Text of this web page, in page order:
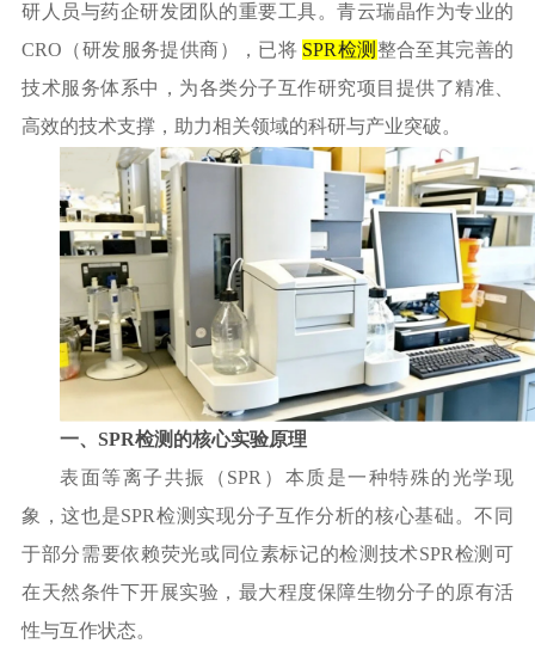
研人员与药企研发团队的重要工具。青云瑞晶作为专业的
CRO（研发服务提供商），已将 SPR检测 整合至其完善的
技术服务体系中，为各类分子互作研究项目提供了精准、
高效的技术支撑，助力相关领域的科研与产业突破。
一、 SPR检测的核心实验原理
表面等离子共振（ SPR）本质是一种特殊的光学现
象，这也是SPR检测实现分子互作分析的核心基础。不同
于部分需要依赖荧光或同位素标记的检测技术SPR检测可
在天然条件下开展实验，最大程度保障生物分子的原有活
性与互作状态。